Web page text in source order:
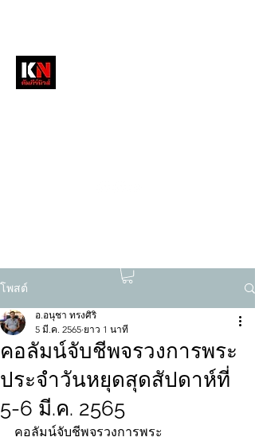
โพสต์
คอลัมน์จับชีพจรวงการพระ
ประจำวันหยุดสุดสัปดาห์ที่
5-6 มี.ค. 2565
อ.อนุชา ทรงศิริ
5 มี.ค. 2565 ยาว 1 นาที
คอลัมน์จับชีพจรวงการพระ